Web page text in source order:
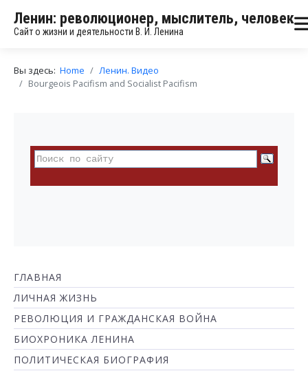
Ленин: революционер, мыслитель, человек
Сайт о жизни и деятельности В. И. Ленина
Вы здесь: Home
Ленин. Видео
Bourgeois Pacifism and Socialist Pacifism
ГЛАВНАЯ
ЛИЧНАЯ ЖИЗНЬ
РЕВОЛЮЦИЯ И ГРАЖДАНСКАЯ ВОЙНА
БИОХРОНИКА ЛЕНИНА
ПОЛИТИЧЕСКАЯ БИОГРАФИЯ